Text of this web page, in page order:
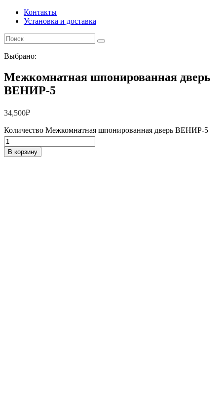
Контакты
Установка и доставка
Выбрано:
Межкомнатная шпонированная дверь
ВЕНИР-5
34,500₽
Количество Межкомнатная шпонированная дверь ВЕНИР-5
В корзину